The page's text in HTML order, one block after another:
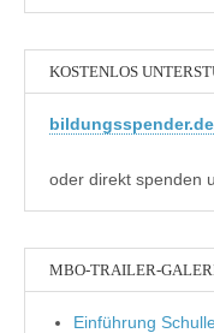
KOSTENLOS
oder direkt spenden
MBO-TRAILER-
Einführung